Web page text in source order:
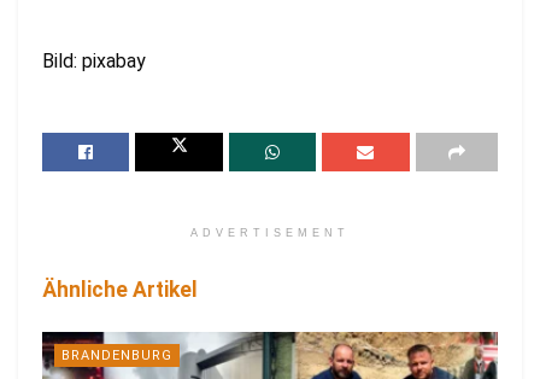
Bild: pixabay
ADVERTISEMENT
Ähnliche Artikel
BRANDENBURG